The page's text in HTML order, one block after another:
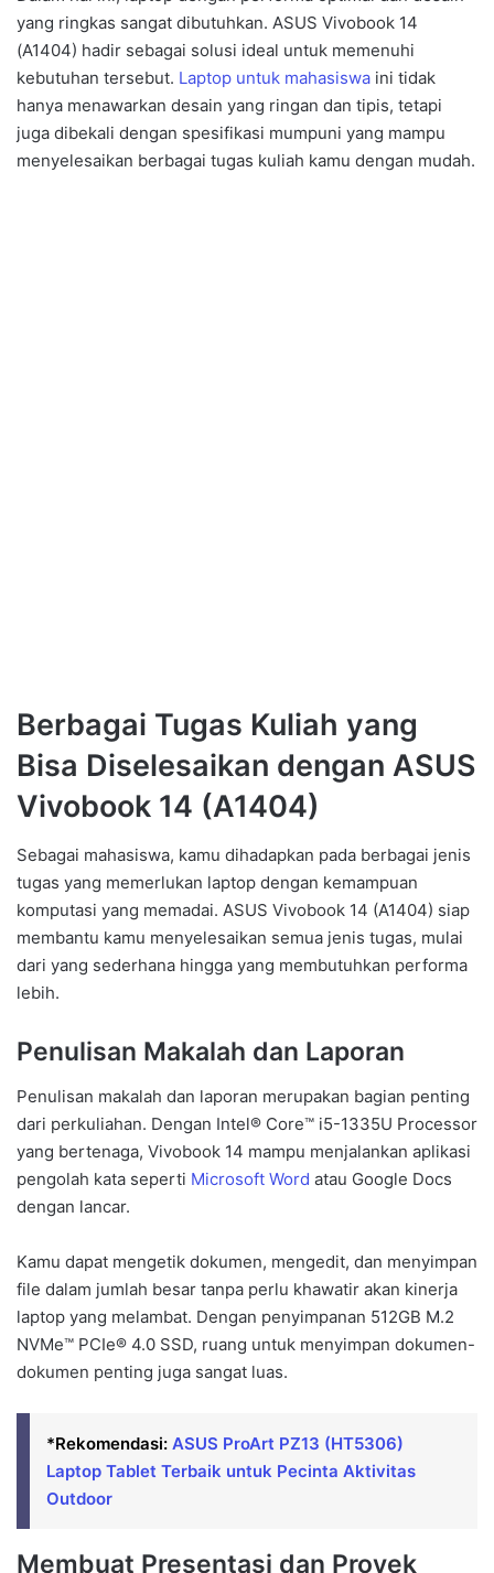
yang ringkas sangat dibutuhkan. ASUS Vivobook 14
(A1404) hadir sebagai solusi ideal untuk memenuhi
kebutuhan tersebut. Laptop untuk mahasiswa ini tidak
hanya menawarkan desain yang ringan dan tipis, tetapi
juga dibekali dengan spesifikasi mumpuni yang mampu
menyelesaikan berbagai tugas kuliah kamu dengan mudah.
Berbagai Tugas Kuliah yang
Bisa Diselesaikan dengan ASUS
Vivobook 14 (A1404)
Sebagai mahasiswa, kamu dihadapkan pada berbagai jenis
tugas yang memerlukan laptop dengan kemampuan
komputasi yang memadai. ASUS Vivobook 14 (A1404) siap
membantu kamu menyelesaikan semua jenis tugas, mulai
dari yang sederhana hingga yang membutuhkan performa
lebih.
Penulisan Makalah dan Laporan
Penulisan makalah dan laporan merupakan bagian penting
dari perkuliahan. Dengan Intel® Core™ i5-1335U Processor
yang bertenaga, Vivobook 14 mampu menjalankan aplikasi
pengolah kata seperti Microsoft Word atau Google Docs
dengan lancar.
Kamu dapat mengetik dokumen, mengedit, dan menyimpan
file dalam jumlah besar tanpa perlu khawatir akan kinerja
laptop yang melambat. Dengan penyimpanan 512GB M.2
NVMe™ PCIe® 4.0 SSD, ruang untuk menyimpan dokumen-
dokumen penting juga sangat luas.
*Rekomendasi: ASUS ProArt PZ13 (HT5306)
Laptop Tablet Terbaik untuk Pecinta Aktivitas
Outdoor
Membuat Presentasi dan Proyek